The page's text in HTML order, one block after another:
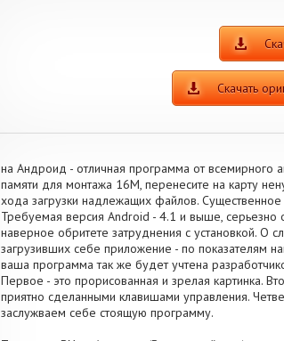
Скачать
на Андроид - отличная программа от всемирного
памяти для монтажа 16M, перенесите на карту
хода загрузки надлежащих файлов.
Требуемая версия Android - 4.1 и выше, серьезно
наверное обритете затруднения с установкой. О
загрузивших себе приложение - по показателям
ваша программа так же будет учтена
Первое - это прорисованная и зрелая картинка.
приятно сделанными клавишами управления.
заслужваем себе стоящую программу.